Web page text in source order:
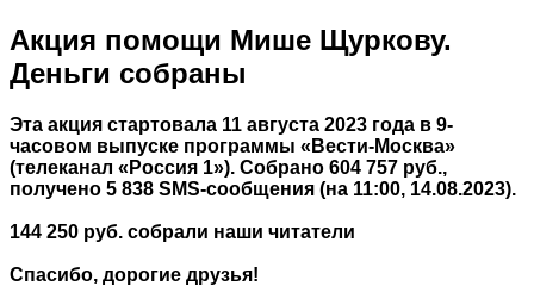
Акция помощи Мише Щуркову.
Деньги собраны
Эта акция стартовала 11 августа 2023 года в 9-
часовом выпуске программы «Вести-Москва»
(телеканал «Россия 1»). Собрано 604 757 руб.,
получено 5 838 SMS-сообщения (на 11:00, 14.08.2023).
144 250 руб. собрали наши читатели
Спасибо, дорогие друзья!